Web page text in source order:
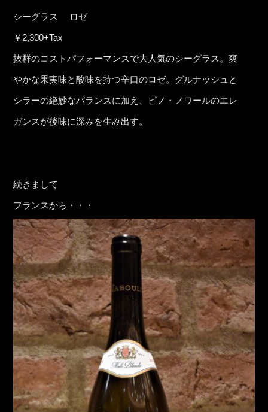
シーグラス ロゼ
￥2,300+Tax
抜群のコストパフォーマンスで大人気のシーグラス。爽
やかな果実味と酸味を持つ辛口のロゼ。グルナッシュと
シラーの絶妙なバランスに加え、ピノ・ノワールのエレ
ガンスが後味に深みを生み出す。
続きまして
フランスから・・・